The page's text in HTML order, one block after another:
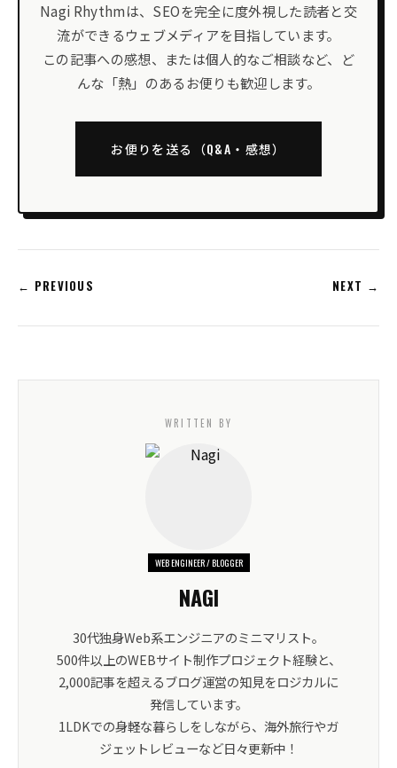
Nagi Rhythmは、SEOを完全に度外視した読者と交
流ができるウェブメディアを目指しています。
この記事への感想、または個人的なご相談など、ど
んな「熱」のあるお便りも歓迎します。
お便りを送る（Q&A・感想）
← PREVIOUS NEXT →
WRITTEN BY
WEB ENGINEER / BLOGGER
NAGI
30代独身Web系エンジニアのミニマリスト。
500件以上のWEBサイト制作プロジェクト経験と、
2,000記事を超えるブログ運営の知見をロジカルに
発信しています。
1LDKでの身軽な暮らしをしながら、海外旅行やガ
ジェットレビューなど日々更新中！